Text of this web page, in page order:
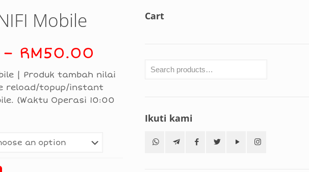
Mobile
– RM50.00
range:
RM10.00
through
RM50.00
| Produk tambah nilai
reload/topup/instant
(Waktu Operasi 10:00
Cart
Ikuti kami